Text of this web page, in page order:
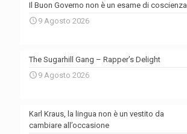
Il Buon Governo non è un esame di coscienza
9 Agosto 2026
The Sugarhill Gang – Rapper’s Delight
9 Agosto 2026
Karl Kraus, la lingua non è un vestito da
cambiare all’occasione